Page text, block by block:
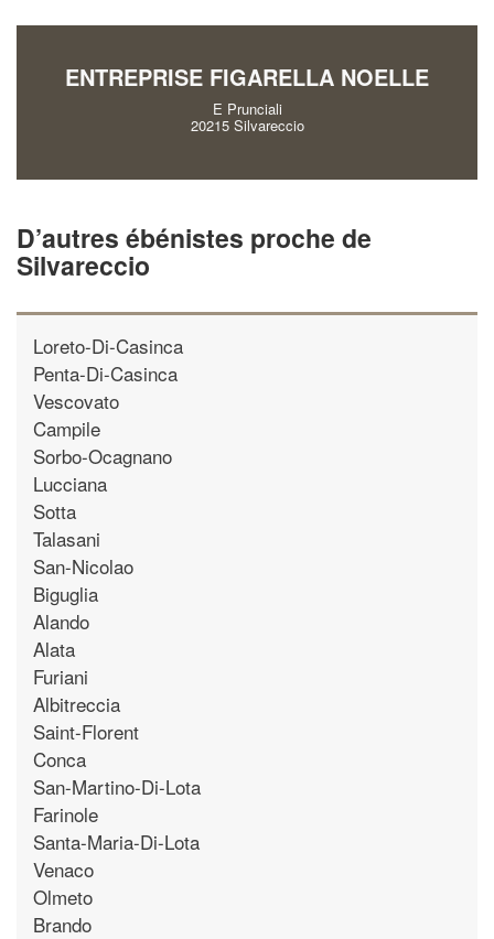
ENTREPRISE FIGARELLA NOELLE
E Prunciali
20215 Silvareccio
D’autres ébénistes proche de
Silvareccio
Loreto-Di-Casinca
Penta-Di-Casinca
Vescovato
Campile
Sorbo-Ocagnano
Lucciana
Sotta
Talasani
San-Nicolao
Biguglia
Alando
Alata
Furiani
Albitreccia
Saint-Florent
Conca
San-Martino-Di-Lota
Farinole
Santa-Maria-Di-Lota
Venaco
Olmeto
Brando
En savoir plus